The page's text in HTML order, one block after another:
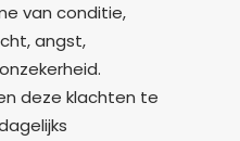
van conditie,
angst,
deze klachten te